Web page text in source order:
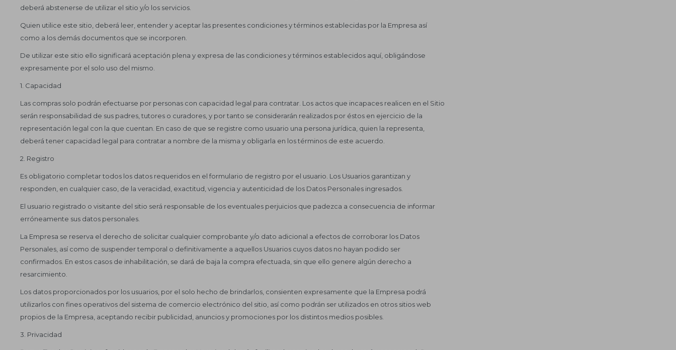
deberá abstenerse de utilizar el sitio y/o los servicios.
Quien utilice este sitio, deberá leer, entender y aceptar las presentes condiciones y términos establecidas por la Empresa así
como a los demás documentos que se incorporen.
De utilizar este sitio ello significará aceptación plena y expresa de las condiciones y términos establecidos aquí, obligándose
expresamente por el solo uso del mismo.
1. Capacidad
Las compras solo podrán efectuarse por personas con capacidad legal para contratar. Los actos que incapaces realicen en el Sitio
serán responsabilidad de sus padres, tutores o curadores, y por tanto se considerarán realizados por éstos en ejercicio de la
representación legal con la que cuentan. En caso de que se registre como usuario una persona jurídica, quien la representa,
deberá tener capacidad legal para contratar a nombre de la misma y obligarla en los términos de este acuerdo.
2. Registro
Es obligatorio completar todos los datos requeridos en el formulario de registro por el usuario. Los Usuarios garantizan y
responden, en cualquier caso, de la veracidad, exactitud, vigencia y autenticidad de los Datos Personales ingresados.
El usuario registrado o visitante del sitio será responsable de los eventuales perjuicios que padezca a consecuencia de informar
erróneamente sus datos personales.
La Empresa se reserva el derecho de solicitar cualquier comprobante y/o dato adicional a efectos de corroborar los Datos
Personales, así como de suspender temporal o definitivamente a aquellos Usuarios cuyos datos no hayan podido ser
confirmados. En estos casos de inhabilitación, se dará de baja la compra efectuada, sin que ello genere algún derecho a
resarcimiento.
Los datos proporcionados por los usuarios, por el solo hecho de brindarlos, consienten expresamente que la Empresa podrá
utilizarlos con fines operativos del sistema de comercio electrónico del sitio, así como podrán ser utilizados en otros sitios web
propios de la Empresa, aceptando recibir publicidad, anuncios y promociones por los distintos medios posibles.
3. Privacidad